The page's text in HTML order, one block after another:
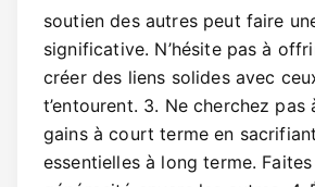
soutien des autres peut faire
significative. N’hésite pas à
créer des liens solides avec
t’entourent. 3. Ne cherchez pas
gains à court terme en
essentielles à long terme.